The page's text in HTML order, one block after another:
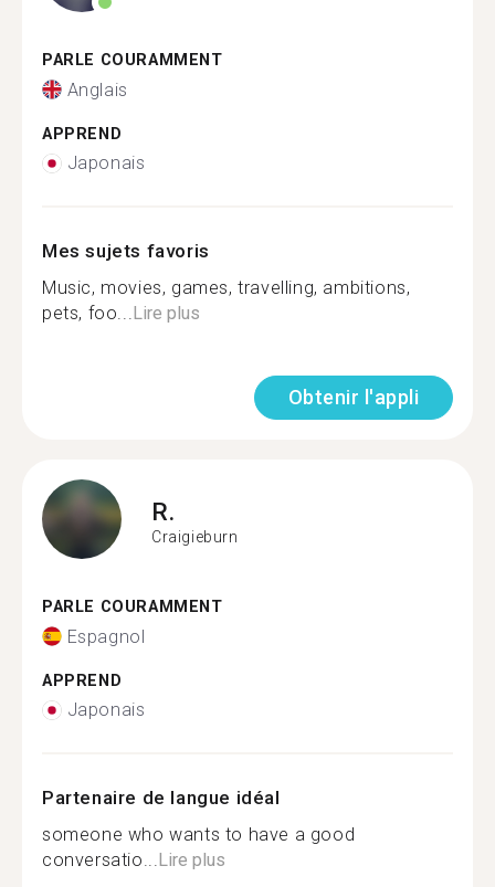
PARLE COURAMMENT
Anglais
APPREND
Japonais
Mes sujets favoris
Music, movies, games, travelling, ambitions,
pets, foo...Lire plus
Obtenir l'appli
R.
Craigieburn
PARLE COURAMMENT
Espagnol
APPREND
Japonais
Partenaire de langue idéal
someone who wants to have a good
conversatio...Lire plus